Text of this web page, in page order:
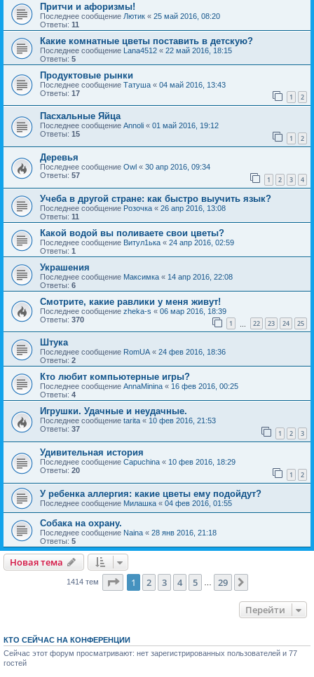
Притчи и афоризмы!
Последнее сообщение Лютик « 25 май 2016, 08:20
Ответы: 11
Какие комнатные цветы поставить в детскую?
Последнее сообщение Lana4512 « 22 май 2016, 18:15
Ответы: 5
Продуктовые рынки
Последнее сообщение Татуша « 04 май 2016, 13:43
Ответы: 17 1 2
Пасхальные Яйца
Последнее сообщение Annoli « 01 май 2016, 19:12
Ответы: 15 1 2
Деревья
Последнее сообщение Owl « 30 апр 2016, 09:34
Ответы: 57 1 2 3 4
Учеба в другой стране: как быстро выучить язык?
Последнее сообщение Розочка « 26 апр 2016, 13:08
Ответы: 11
Какой водой вы поливаете свои цветы?
Последнее сообщение Витул1ька « 24 апр 2016, 02:59
Ответы: 1
Украшения
Последнее сообщение Максимка « 14 апр 2016, 22:08
Ответы: 6
Смотрите, какие равлики у меня живут!
Последнее сообщение zheka-s « 06 мар 2016, 18:39
Ответы: 370 1 22 23 24 25
Штука
Последнее сообщение RomUA « 24 фев 2016, 18:36
Ответы: 2
Кто любит компьютерные игры?
Последнее сообщение AnnaMinina « 16 фев 2016, 00:25
Ответы: 4
Игрушки. Удачные и неудачные.
Последнее сообщение tarita « 10 фев 2016, 21:53
Ответы: 37 1 2 3
Удивительная история
Последнее сообщение Capuchina « 10 фев 2016, 18:29
Ответы: 20 1 2
У ребенка аллергия: какие цветы ему подойдут?
Последнее сообщение Милашка « 04 фев 2016, 01:55
Собака на охрану.
Последнее сообщение Naina « 28 янв 2016, 21:18
Ответы: 5
Новая тема
1414 тем Страница из 29
1 2 3 4 5 29
Перейти
КТО СЕЙЧАС НА КОНФЕРЕНЦИИ
Сейчас этот форум просматривают: нет зарегистрированных пользователей и 77
гостей